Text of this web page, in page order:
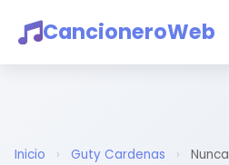
CancioneroWeb
Inicio › Guty Cardenas › Nunca